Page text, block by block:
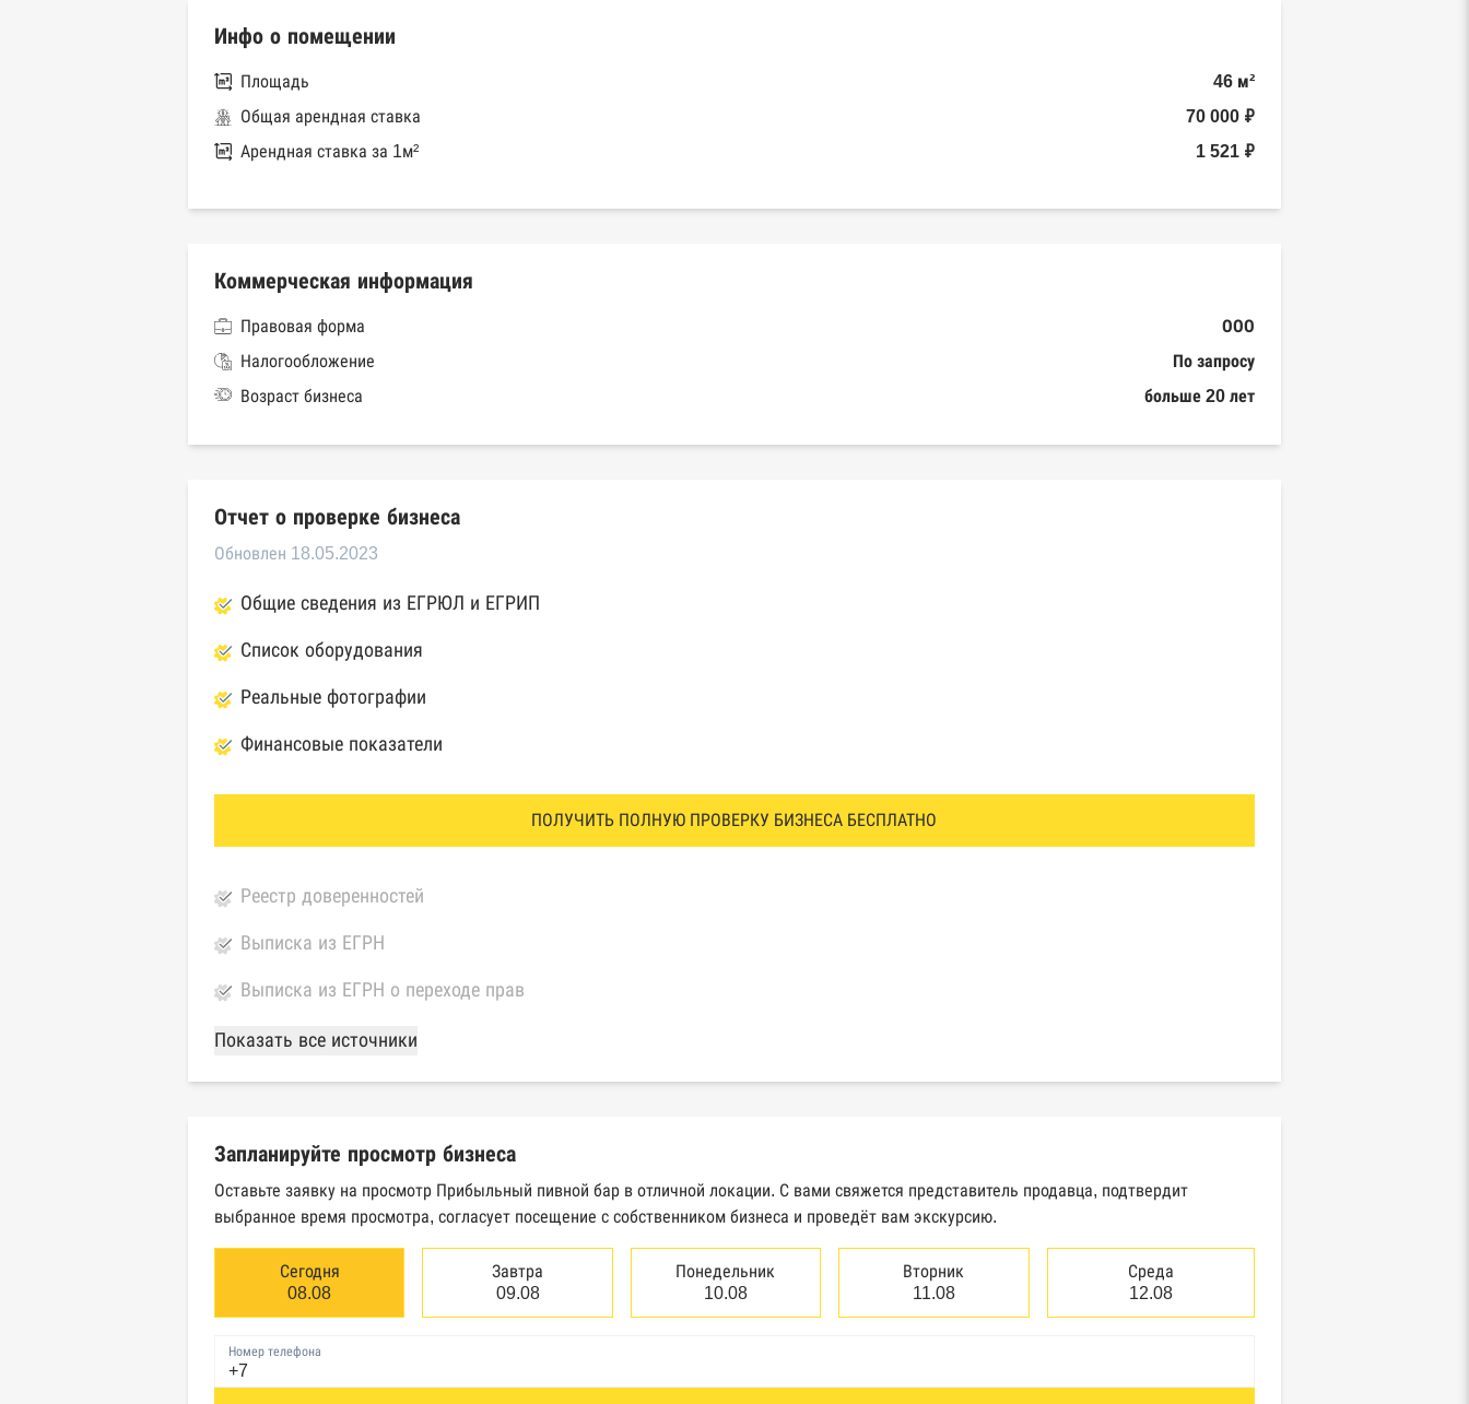
Инфо о помещении
Площадь
46 м²
Общая арендная ставка
70 000 ₽
Арендная ставка за 1м²
1 521 ₽
Коммерческая информация
Правовая форма
ООО
Налогообложение
По запросу
Возраст бизнеса
больше 20 лет
Отчет о проверке бизнеса
Обновлен 18.05.2023
Общие сведения из ЕГРЮЛ и ЕГРИП
Список оборудования
Реальные фотографии
Финансовые показатели
ПОЛУЧИТЬ ПОЛНУЮ ПРОВЕРКУ БИЗНЕСА БЕСПЛАТНО
Реестр доверенностей
Выписка из ЕГРН
Выписка из ЕГРН о переходе прав
База Росстата
Реестры ЕГРЮЛ и ЕГРИП Федеральной налоговой службы России
Картотека арбитражных дел Высшего арбитражного суда
Единый федеральный реестр сведений о банкротстве юридических лиц
Единый федеральный реестр сведений о банкротстве физических лиц
Реестр товарных знаков и знаков обслуживания Роспатента
База исполнительного производства Федеральной службы судебных приставов
Показать все источники
Запланируйте просмотр бизнеса
Оставьте заявку на просмотр Прибыльный пивной бар в отличной локации. С вами свяжется представитель продавца, подтвердит
выбранное время просмотра, согласует посещение с собственником бизнеса и проведёт вам экскурсию.
Сегодня
08.08
Завтра
09.08
Понедельник
10.08
Вторник
11.08
Среда
12.08
Номер телефона